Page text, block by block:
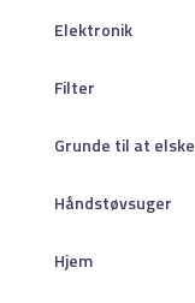
Elektronik
Filter
Grunde til at elske
Håndstøvsuger
Hjem